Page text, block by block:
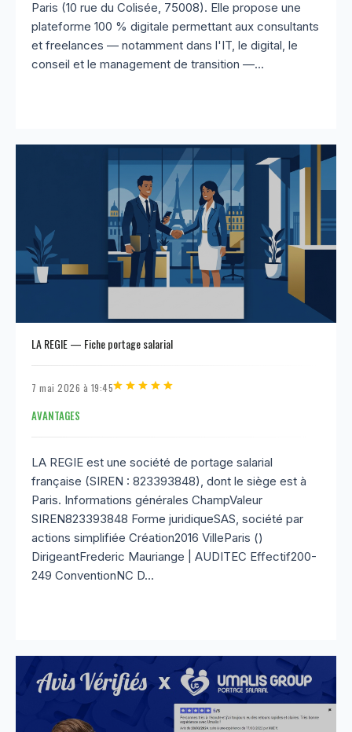
Paris (10 rue du Colisée, 75008). Elle propose une
plateforme 100 % digitale permettant aux consultants
et freelances — notamment dans l'IT, le digital, le
conseil et le management de transition —...
LA REGIE — Fiche portage salarial
7 mai 2026 à 19:45
AVANTAGES
LA REGIE est une société de portage salarial
française (SIREN : 823393848), dont le siège est à
Paris. Informations générales ChampValeur
SIREN823393848 Forme juridiqueSAS, société par
actions simplifiée Création2016 VilleParis ()
DirigeantFrederic Mauriange | AUDITEC Effectif200-
249 ConventionNC D...